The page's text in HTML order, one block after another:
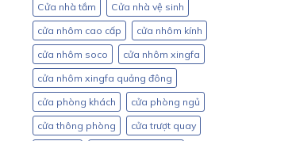
Cửa nhà tắm
Cửa nhà vệ sinh
cửa nhôm cao cấp
cửa nhôm kính
cửa nhôm soco
cửa nhôm xingfa
cửa nhôm xingfa quảng đông
cửa phòng khách
cửa phòng ngủ
cửa thông phòng
cửa trượt quay